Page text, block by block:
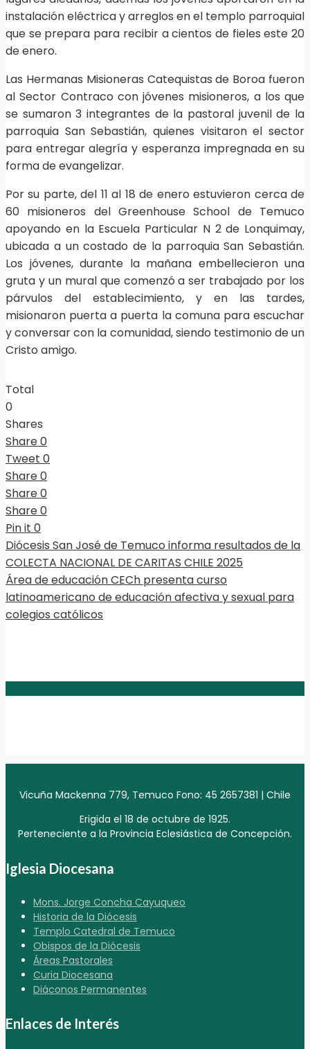
instalación eléctrica y arreglos en el templo parroquial
que se prepara para recibir a cientos de fieles este 20
de enero.
Las Hermanas Misioneras Catequistas de Boroa fueron
al Sector Contraco con jóvenes misioneros, a los que
se sumaron 3 integrantes de la pastoral juvenil de la
parroquia San Sebastián, quienes visitaron el sector
para entregar alegría y esperanza impregnada en su
forma de evangelizar.
Por su parte, del 11 al 18 de enero estuvieron cerca de
60 misioneros del Greenhouse School de Temuco
apoyando en la Escuela Particular N 2 de Lonquimay,
ubicada a un costado de la parroquia San Sebastián.
Los jóvenes, durante la mañana embellecieron una
gruta y un mural que comenzó a ser trabajado por los
párvulos del establecimiento, y en las tardes,
misionaron puerta a puerta la comuna para escuchar
y conversar con la comunidad, siendo testimonio de un
Cristo amigo.
Total
0
Shares
Share0
Tweet 0
Share0
Share0
Share0
Pin it 0
Diócesis San José de Temuco informa resultados de la
COLECTA NACIONAL DE CARITAS CHILE 2025
Área de educación CECh presenta curso
latinoamericano de educación afectiva y sexual para
colegios católicos
Vicuña Mackenna 779, Temuco Fono: 45 2657381 | Chile
Erigida el 18 de octubre de 1925.
Perteneciente a la Provincia Eclesiástica de Concepción.
Iglesia Diocesana
Mons. Jorge Concha Cayuqueo
Historia de la Diócesis
Templo Catedral de Temuco
Obispos de la Diócesis
Áreas Pastorales
Curia Diocesana
Diáconos Permanentes
Enlaces de Interés